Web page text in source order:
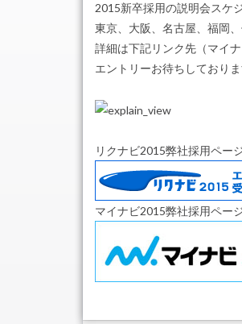
2015新卒採用の説明会スケ
東京、大阪、名古屋、福岡
詳細は下記リンク先（マイ
エントリーお待ちしておりま
リクナビ2015弊社採用ペー
マイナビ2015弊社採用ペー